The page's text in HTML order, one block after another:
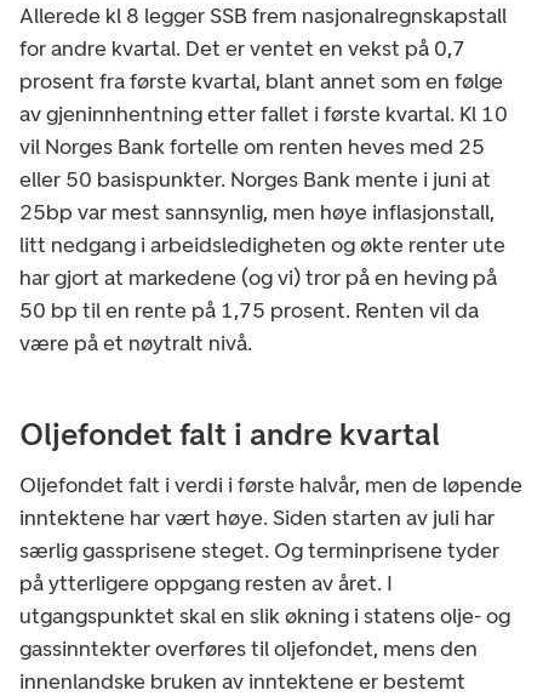
Allerede kl 8 legger SSB frem nasjonalregnskapstall
for andre kvartal. Det er ventet en vekst på 0,7
prosent fra første kvartal, blant annet som en følge
av gjeninnhentning etter fallet i første kvartal. Kl 10
vil Norges Bank fortelle om renten heves med 25
eller 50 basispunkter. Norges Bank mente i juni at
25bp var mest sannsynlig, men høye inflasjonstall,
litt nedgang i arbeidsledigheten og økte renter ute
har gjort at markedene (og vi) tror på en heving på
50 bp til en rente på 1,75 prosent. Renten vil da
være på et nøytralt nivå.
Oljefondet falt i andre kvartal
Oljefondet falt i verdi i første halvår, men de løpende
inntektene har vært høye. Siden starten av juli har
særlig gassprisene steget. Og terminprisene tyder
på ytterligere oppgang resten av året. I
utgangspunktet skal en slik økning i statens olje- og
gassinntekter overføres til oljefondet, mens den
innenlandske bruken av inntektene er bestemt